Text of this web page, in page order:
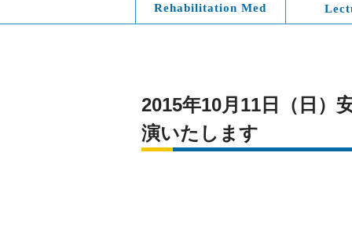
Rehabilitation Med
2015年10月11日（日）
演いたします